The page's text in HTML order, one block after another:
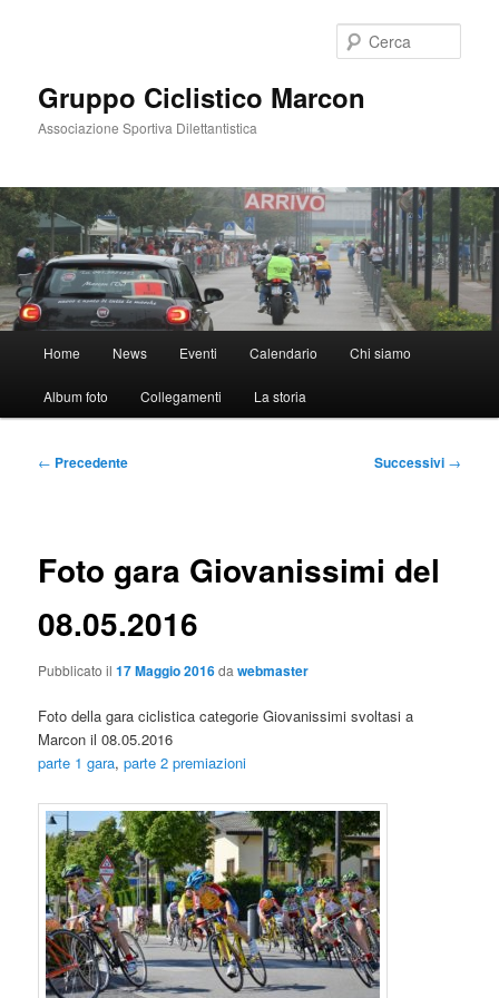
Gruppo Ciclistico Marcon
Associazione Sportiva Dilettantistica
principale
Home News Eventi Calendario Chi siamo
Album foto Collegamenti La storia
Navigazione
← Precedente Successivi →
Foto gara Giovanissimi del
08.05.2016
Pubblicato il17 Maggio 2016dawebmaster
Foto della gara ciclistica categorie Giovanissimi svoltasi a
Marcon il 08.05.2016
parte 1 gara,parte 2 premiazioni